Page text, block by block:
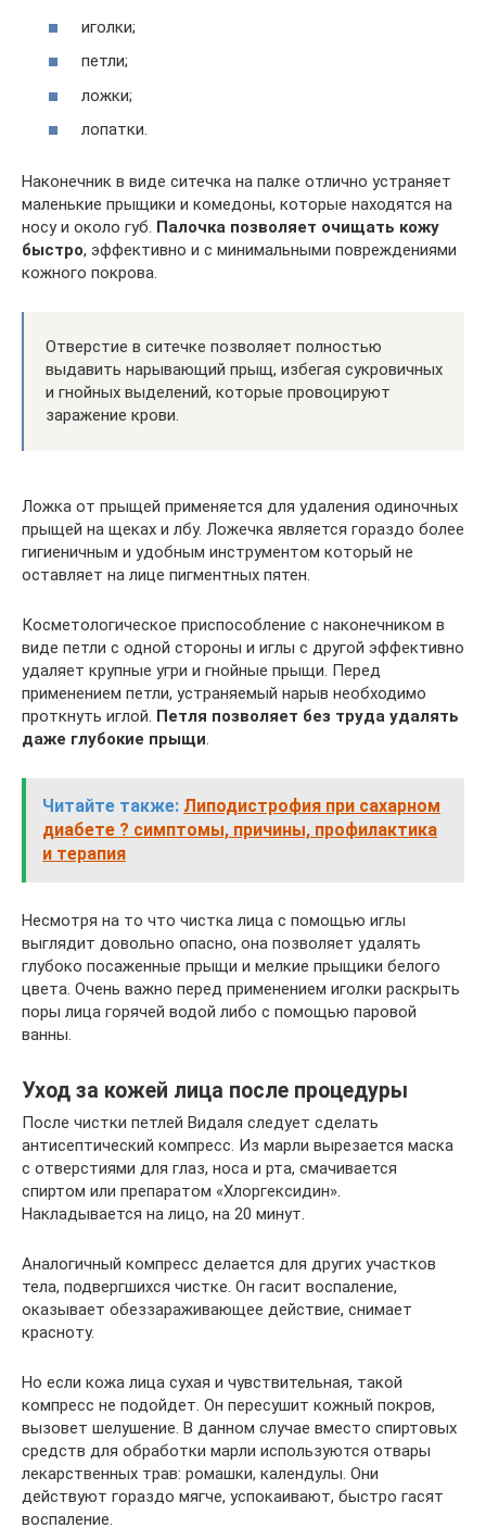
иголки;
петли;
ложки;
лопатки.
Наконечник в виде ситечка на палке отлично устраняет
маленькие прыщики и комедоны, которые находятся на
носу и около губ. Палочка позволяет очищать кожу
быстро, эффективно и с минимальными повреждениями
кожного покрова.
Отверстие в ситечке позволяет полностью
выдавить нарывающий прыщ, избегая сукровичных
и гнойных выделений, которые провоцируют
заражение крови.
Ложка от прыщей применяется для удаления одиночных
прыщей на щеках и лбу. Ложечка является гораздо более
гигиеничным и удобным инструментом который не
оставляет на лице пигментных пятен.
Косметологическое приспособление с наконечником в
виде петли с одной стороны и иглы с другой эффективно
удаляет крупные угри и гнойные прыщи. Перед
применением петли, устраняемый нарыв необходимо
проткнуть иглой. Петля позволяет без труда удалять
даже глубокие прыщи.
Читайте также: Липодистрофия при сахарном
диабете ? симптомы, причины, профилактика
и терапия
Несмотря на то что чистка лица с помощью иглы
выглядит довольно опасно, она позволяет удалять
глубоко посаженные прыщи и мелкие прыщики белого
цвета. Очень важно перед применением иголки раскрыть
поры лица горячей водой либо с помощью паровой
ванны.
Уход за кожей лица после процедуры
После чистки петлей Видаля следует сделать
антисептический компресс. Из марли вырезается маска
с отверстиями для глаз, носа и рта, смачивается
спиртом или препаратом «Хлоргексидин».
Накладывается на лицо, на 20 минут.
Аналогичный компресс делается для других участков
тела, подвергшихся чистке. Он гасит воспаление,
оказывает обеззараживающее действие, снимает
красноту.
Но если кожа лица сухая и чувствительная, такой
компресс не подойдет. Он пересушит кожный покров,
вызовет шелушение. В данном случае вместо спиртовых
средств для обработки марли используются отвары
лекарственных трав: ромашки, календулы. Они
действуют гораздо мягче, успокаивают, быстро гасят
воспаление.